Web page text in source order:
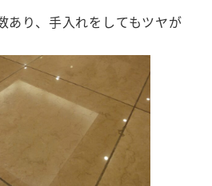
あり、手入れをしてもツヤが